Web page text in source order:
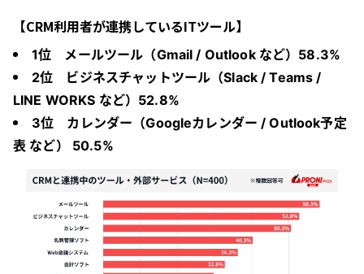
【CRM利用者が連携しているITツール】
1位 メールツール（Gmail / Outlook など）58.3%
2位 ビジネスチャットツール（Slack / Teams /
LINE WORKS など）52.8%
3位 カレンダー（Googleカレンダー / Outlook予定
表 など） 50.5%